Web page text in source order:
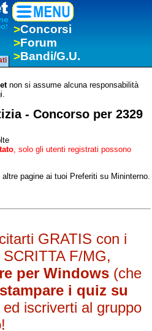
>Concorsi
>Forum
>Bandi/G.U.
non si assume alcuna responsabilità
- Concorso per 2329
, solo gli utenti registrati possono
pagine ai tuoi Preferiti su Mininterno.
GRATIS con i
F/MG,
per Windows (che
stampare i quiz su
ed iscriverti al gruppo